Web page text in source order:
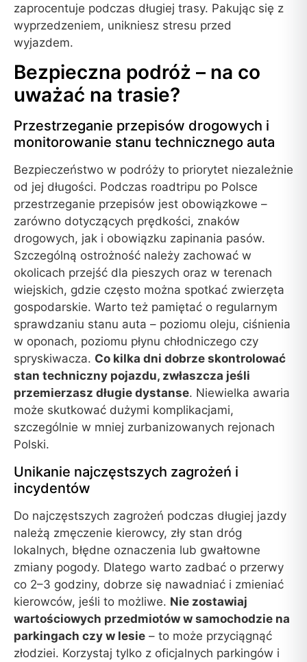
zaprocentuje podczas długiej trasy. Pakując się z
wyprzedzeniem, unikniesz stresu przed
wyjazdem.
Bezpieczna podróż – na co
uważać na trasie?
Przestrzeganie przepisów drogowych i
monitorowanie stanu technicznego auta
Bezpieczeństwo w podróży to priorytet niezależnie
od jej długości. Podczas roadtripu po Polsce
przestrzeganie przepisów jest obowiązkowe –
zarówno dotyczących prędkości, znaków
drogowych, jak i obowiązku zapinania pasów.
Szczególną ostrożność należy zachować w
okolicach przejść dla pieszych oraz w terenach
wiejskich, gdzie często można spotkać zwierzęta
gospodarskie. Warto też pamiętać o regularnym
sprawdzaniu stanu auta – poziomu oleju, ciśnienia
w oponach, poziomu płynu chłodniczego czy
spryskiwacza. Co kilka dni dobrze skontrolować
stan techniczny pojazdu, zwłaszcza jeśli
przemierzasz długie dystanse. Niewielka awaria
może skutkować dużymi komplikacjami,
szczególnie w mniej zurbanizowanych rejonach
Polski.
Unikanie najczęstszych zagrożeń i
incydentów
Do najczęstszych zagrożeń podczas długiej jazdy
należą zmęczenie kierowcy, zły stan dróg
lokalnych, błędne oznaczenia lub gwałtowne
zmiany pogody. Dlatego warto zadbać o przerwy
co 2–3 godziny, dobrze się nawadniać i zmieniać
kierowców, jeśli to możliwe. Nie zostawiaj
wartościowych przedmiotów w samochodzie na
parkingach czy w lesie – to może przyciągnąć
złodziei. Korzystaj tylko z oficjalnych parkingów i